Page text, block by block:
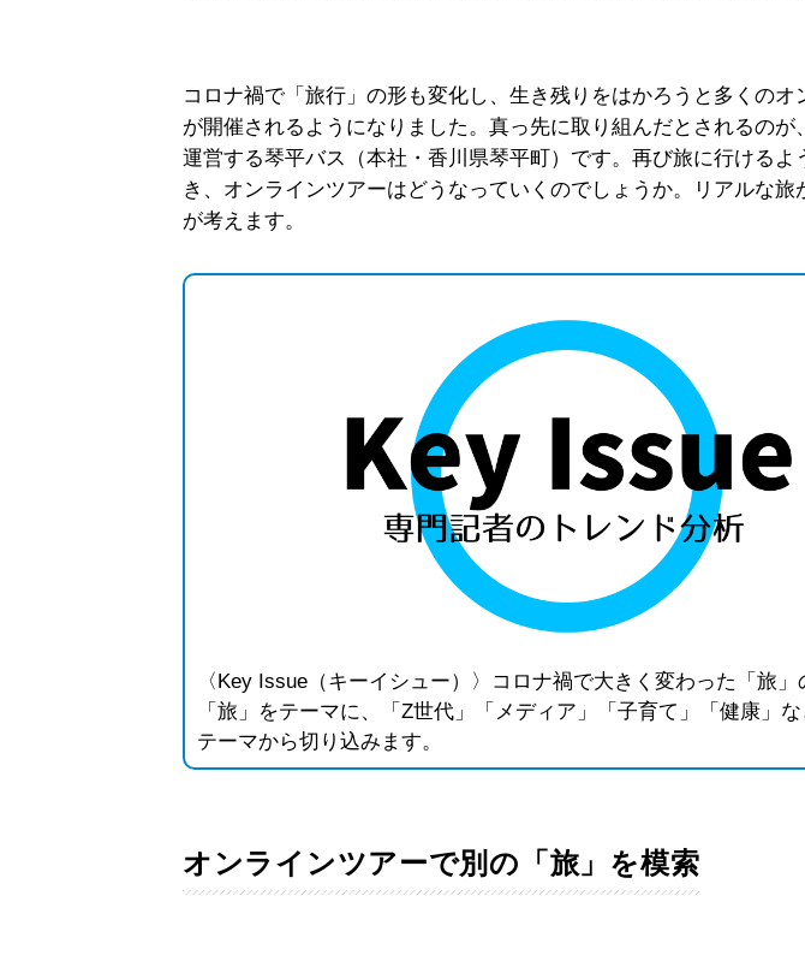
コロナ禍で「旅行」の形も変化し、生き残りをはかろうと多くのオ
が開催されるようになりました。真っ先に取り組んだとされるのが
運営する琴平バス（本社・香川県琴平町）です。再び旅に行けるよ
き、オンラインツアーはどうなっていくのでしょうか。リアルな旅
が考えます。
〈Key Issue（キーイシュー）〉コロナ禍で大きく変わった「旅」
「旅」をテーマに、「Z世代」「メディア」「子育て」「健康」
テーマから切り込みます。
オンラインツアーで別の「旅」を模索